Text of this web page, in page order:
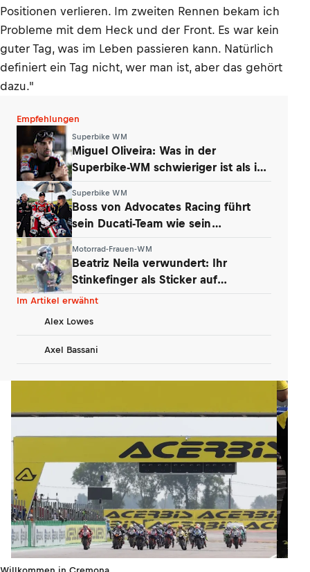
Positionen verlieren. Im zweiten Rennen bekam ich
Probleme mit dem Heck und der Front. Es war kein
guter Tag, was im Leben passieren kann. Natürlich
definiert ein Tag nicht, wer man ist, aber das gehört
dazu."
Empfehlungen
Superbike WM
Miguel Oliveira: Was in der
Superbike-WM schwieriger ist als in
Superbike WM
Boss von Advocates Racing führt
sein Ducati-Team wie sein
Motorrad-Frauen-WM
Beatriz Neila verwundert: Ihr
Stinkefinger als Sticker auf
WhatsApp & Insta
Im Artikel erwähnt
Alex Lowes
Axel Bassani